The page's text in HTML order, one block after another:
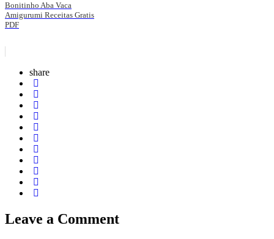
Bonitinho Aba Vaca
Amigurumi Receitas Gratis
PDF
share
Leave a Comment